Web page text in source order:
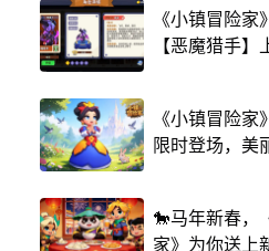
《小镇冒险家
【恶魔猎手】
《小镇冒险家
限时登场，美
🐎马年新春，
家》为你送上